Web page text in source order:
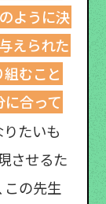
ように決
えられた
むこと
合って
たいも
させるた
この先生